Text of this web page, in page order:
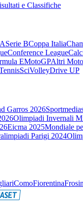
e Classifiche
Serie BCoppa Italia
Conference League
EMotoGPAltri
SciVolleyDrive UP
Garros 2026
Olimpiadi Invernali
Eicma 2025Mondiale
Parigi 2024
ComoFiorentina